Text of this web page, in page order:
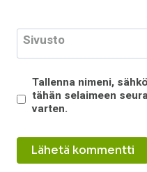
Sivusto
Tallenna nimeni,
tähän selaimeen
varten.